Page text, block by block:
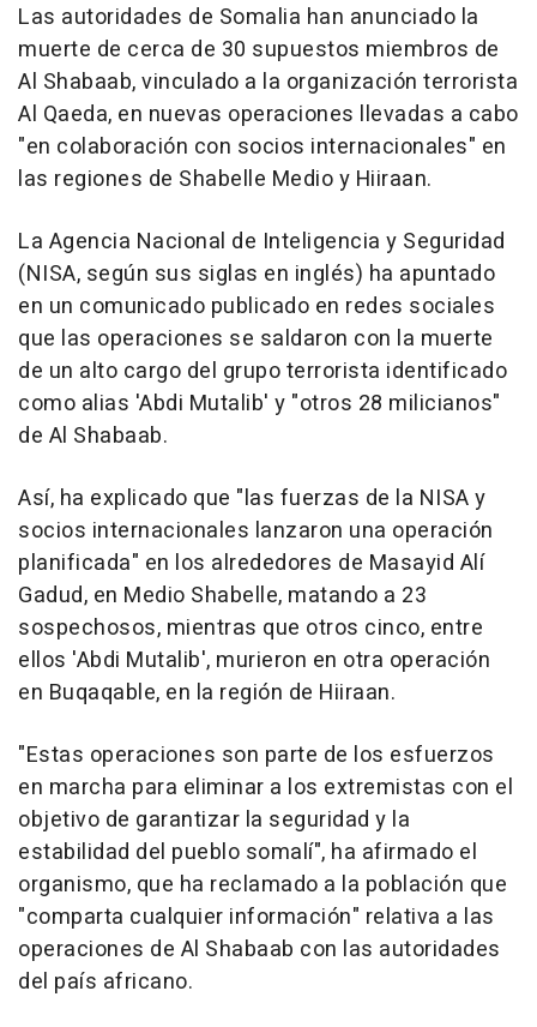
Las autoridades de Somalia han anunciado la
muerte de cerca de 30 supuestos miembros de
Al Shabaab, vinculado a la organización terrorista
Al Qaeda, en nuevas operaciones llevadas a cabo
"en colaboración con socios internacionales" en
las regiones de Shabelle Medio y Hiiraan.
La Agencia Nacional de Inteligencia y Seguridad
(NISA, según sus siglas en inglés) ha apuntado
en un comunicado publicado en redes sociales
que las operaciones se saldaron con la muerte
de un alto cargo del grupo terrorista identificado
como alias 'Abdi Mutalib' y "otros 28 milicianos"
de Al Shabaab.
Así, ha explicado que "las fuerzas de la NISA y
socios internacionales lanzaron una operación
planificada" en los alrededores de Masayid Alí
Gadud, en Medio Shabelle, matando a 23
sospechosos, mientras que otros cinco, entre
ellos 'Abdi Mutalib', murieron en otra operación
en Buqaqable, en la región de Hiiraan.
"Estas operaciones son parte de los esfuerzos
en marcha para eliminar a los extremistas con el
objetivo de garantizar la seguridad y la
estabilidad del pueblo somalí", ha afirmado el
organismo, que ha reclamado a la población que
"comparta cualquier información" relativa a las
operaciones de Al Shabaab con las autoridades
del país africano.